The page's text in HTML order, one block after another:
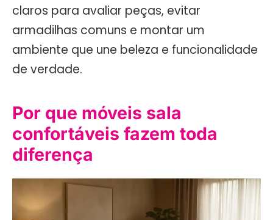
claros para avaliar peças, evitar
armadilhas comuns e montar um
ambiente que une beleza e funcionalidade
de verdade.
Por que móveis sala
confortáveis fazem toda
diferença